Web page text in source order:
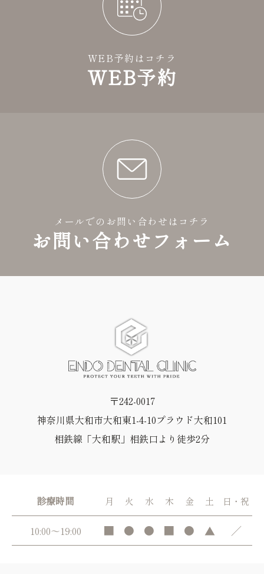
WEB予約はコチラ
WEB予約
メールでのお問い合わせはコチラ
お問い合わせフォーム
〒242-0017
神奈川県大和市大和東1-4-10プラウド大和101
相鉄線「大和駅」相鉄口より徒歩2分
診療時間 月 火 水 木 金 土 日・祝
10:00～19:00 ■ ● ● ■ ● ▲ ／